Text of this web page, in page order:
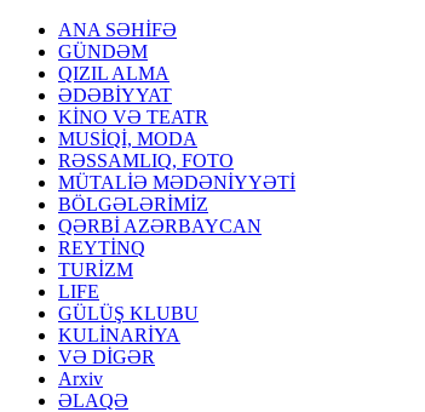
ANA SƏHİFƏ
GÜNDƏM
QIZIL ALMA
ƏDƏBİYYAT
KİNO VƏ TEATR
MUSİQİ, MODA
RƏSSAMLIQ, FOTO
MÜTALİƏ MƏDƏNİYYƏTİ
BÖLGƏLƏRİMİZ
QƏRBİ AZƏRBAYCAN
REYTİNQ
TURİZM
LIFE
GÜLÜŞ KLUBU
KULİNARİYA
VƏ DİGƏR
Arxiv
ƏLAQƏ